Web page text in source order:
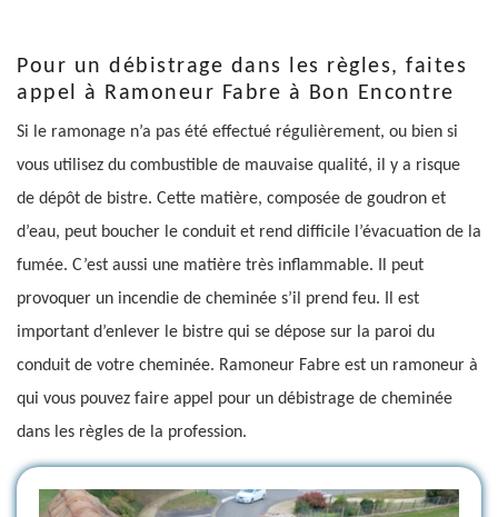
Pour un débistrage dans les règles, faites
appel à Ramoneur Fabre à Bon Encontre
Si le ramonage n’a pas été effectué régulièrement, ou bien si
vous utilisez du combustible de mauvaise qualité, il y a risque
de dépôt de bistre. Cette matière, composée de goudron et
d’eau, peut boucher le conduit et rend difficile l’évacuation de la
fumée. C’est aussi une matière très inflammable. Il peut
provoquer un incendie de cheminée s’il prend feu. Il est
important d’enlever le bistre qui se dépose sur la paroi du
conduit de votre cheminée. Ramoneur Fabre est un ramoneur à
qui vous pouvez faire appel pour un débistrage de cheminée
dans les règles de la profession.